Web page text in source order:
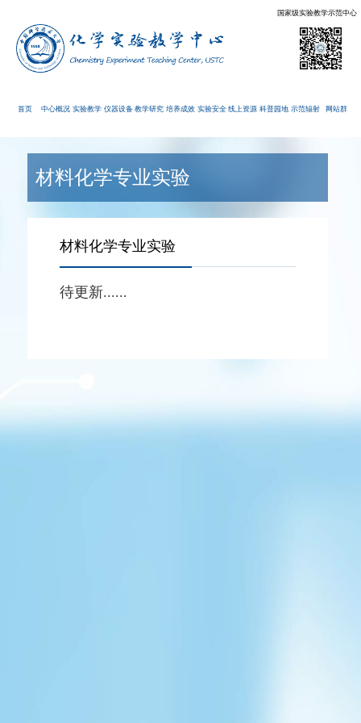
国家级实验教学示范中心
首页 中心概况 实验教学 仪器设备 教学研究 培养成效 实验安全 线上资源 科普园地 示范辐射 网站群
材料化学专业实验
材料化学专业实验
待更新......